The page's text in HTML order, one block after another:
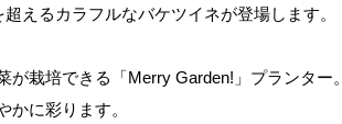
えるカラフルなバケツイネが登場します。
栽培できる「Merry Garden!」プランター。
に彩ります。